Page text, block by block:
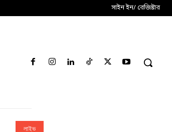
সাইন ইন/ রেজিষ্টার
লাইভ